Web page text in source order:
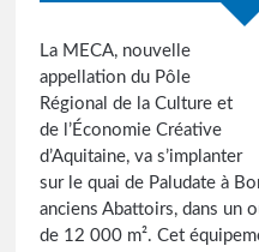
La MECA, nouvelle
appellation du Pôle
Régional de la Culture et
de l’Économie Créative
d’Aquitaine, va s’implanter
sur le quai de Paludate à
anciens Abattoirs, dans un
de 12 000 m². Cet